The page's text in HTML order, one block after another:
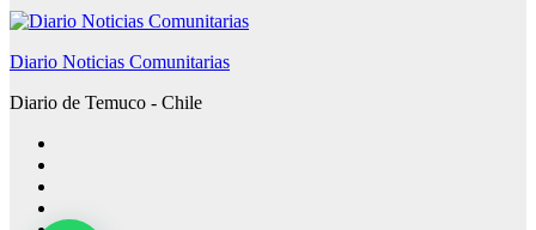
Diario Noticias Comunitarias
Diario de Temuco - Chile